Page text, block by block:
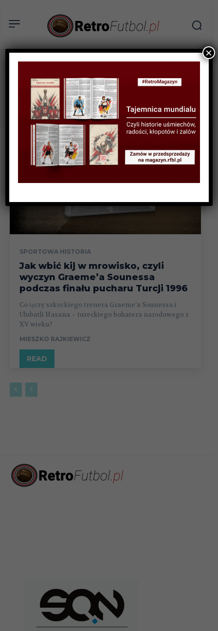
Tag: galatasary
SPORTOWA HISTORIA
Jak wbić kij w mrowisko, czyli
wyczyn Graeme’a Sounessa
podczas finału pucharu Turcji 1996
Co łączy szkockiego trenera Graeme’a Sounessa i
Ulubatli Hasana – tureckiego bohatera narodowego z
XV wieku?
MIESZKO RAJKIEWICZ
READ
×